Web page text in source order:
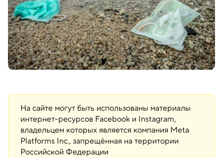
На сайте могут быть использованы материалы
интернет-ресурсов Facebook и Instagram,
владельцем которых является компания Meta
Platforms Inc., запрещённая на территории
Российской Федерации